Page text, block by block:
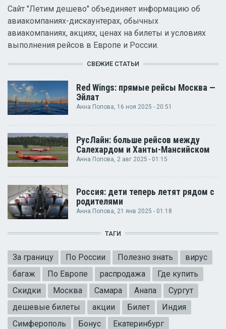
Сайт "Летим дешево" объединяет информацию об
авиакомпаниях-дискаунтерах, обычных
авиакомпаниях, акциях, ценах на билеты и условиях
выполнения рейсов в Европе и России.
СВЕЖИЕ СТАТЬИ
Red Wings: прямые рейсы Москва —
Эйлат
Анна Попова, 16 ноя 2025 - 20:51
РусЛайн: больше рейсов между
Салехардом и Ханты-Мансийском
Анна Попова , 2 авг 2025 - 01:15
Россия: дети теперь летят рядом с
родителями
Анна Попова, 21 янв 2025 - 01:18
ТАГИ
За границу По России Полезно знать
вирус
багаж
По Европе распродажа
Где купить
Скидки
Москва Самара Анапа
Сургут
дешевые билеты
акции Билет
Индия
Симферополь
Бонус Екатеринбург